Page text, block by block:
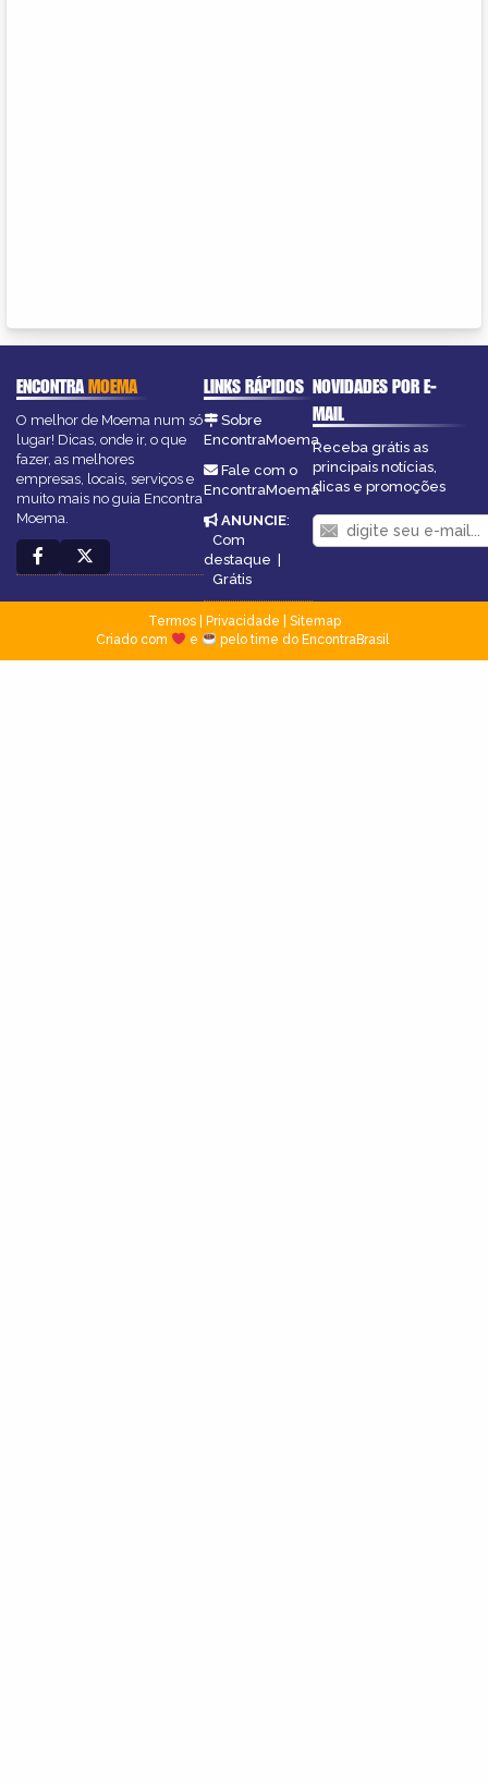
ENCONTRAMOEMA
O melhor de Moema num só
lugar! Dicas, onde ir, o que
fazer, as melhores
empresas, locais, serviços e
muito mais no guia Encontra
Moema.
LINKS RÁPIDOS
Sobre
EncontraMoema
Fale com o
EncontraMoema
ANUNCIE:
Com
destaque
Grátis
NOVIDADES POR E-
MAIL
Receba grátis as
principais notícias,
dicas e promoções
Termos| Privacidade
Sitemap
Criado com
e pelo time do EncontraBrasil